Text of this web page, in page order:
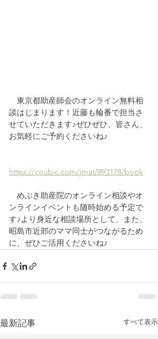
東京都助産師会のオンライン無料相
談はじまります！近藤も輪番で担当さ
せていただきます♪ぜひぜひ、皆さん、
お気軽にご予約くださいね♪
https://coubic.com/jmat/893178/book
めぶき助産院のオンライン相談やオ
ンラインイベントも随時始める予定で
す♪より身近な相談場所として、また、
昭島市近郊のママ同士がつながるため
に、ぜひご活用くださいね♪
最新記事 すべて表示